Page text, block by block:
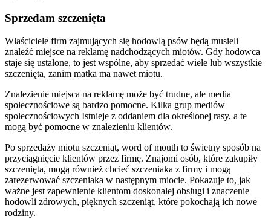
Sprzedam szczenięta
Właściciele firm zajmujących się hodowlą psów będą musieli
znaleźć miejsce na reklamę nadchodzących miotów. Gdy hodowca
staje się ustalone, to jest wspólne, aby sprzedać wiele lub wszystkie
szczenięta, zanim matka ma nawet miotu.
Znalezienie miejsca na reklamę może być trudne, ale media
społecznościowe są bardzo pomocne. Kilka grup mediów
społecznościowych Istnieje z oddaniem dla określonej rasy, a te
mogą być pomocne w znalezieniu klientów.
Po sprzedaży miotu szczeniąt, word of mouth to świetny sposób na
przyciągnięcie klientów przez firmę. Znajomi osób, które zakupiły
szczenięta, mogą również chcieć szczeniaka z firmy i mogą
zarezerwować szczeniaka w następnym miocie. Pokazuje to, jak
ważne jest zapewnienie klientom doskonałej obsługi i znaczenie
hodowli zdrowych, pięknych szczeniąt, które pokochają ich nowe
rodziny.